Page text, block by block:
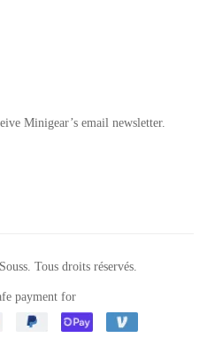
Minigear’s email newsletter.
Tous droits réservés.
payment for